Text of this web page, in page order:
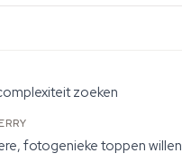
zoeken
fotogenieke toppen willen